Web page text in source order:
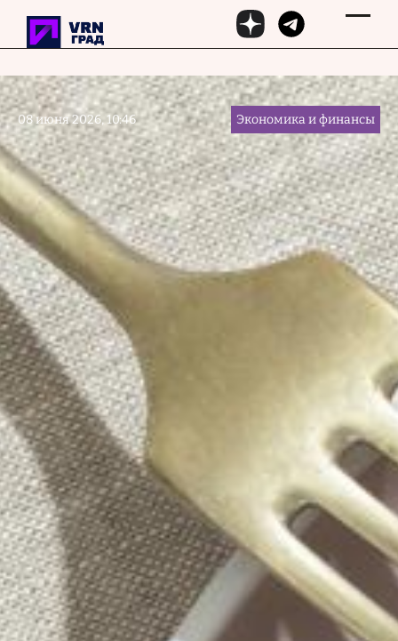
Перейти к основному содержанию
08 июня 2026, 10:46 Экономика и финансы